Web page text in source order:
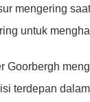
mengering
untuk
Goorbergh
terdepan